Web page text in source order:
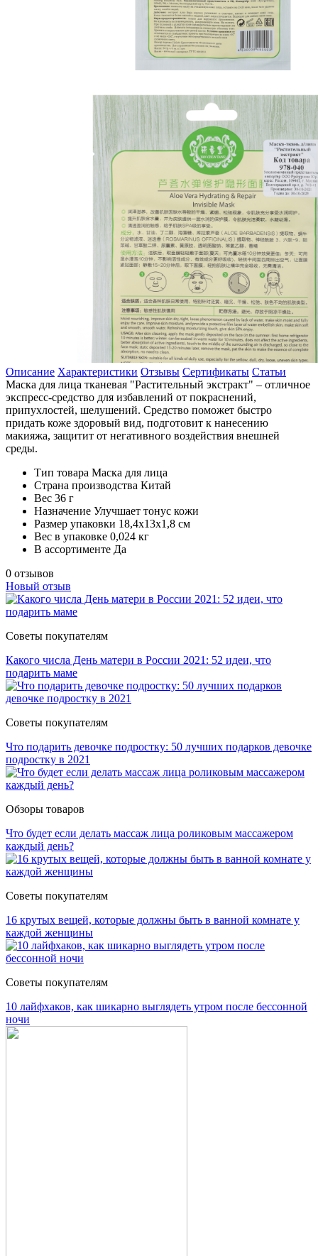
Описание Характеристики Отзывы Сертификаты Статьи
Маска для лица тканевая "Растительный экстракт" – отличное
экспресс-средство для избавлений от покраснений,
припухлостей, шелушений. Средство поможет быстро
придать коже здоровый вид, подготовит к нанесению
макияжа, защитит от негативного воздействия внешней
среды.
Тип товара Маска для лица
Страна производства Китай
Вес 36 г
Назначение Улучшает тонус кожи
Размер упаковки 18,4x13x1,8 см
Вес в упаковке 0,024 кг
В ассортименте Да
0 отзывов
Новый отзыв
Советы покупателям
Какого числа День матери в России 2021: 52 идеи, что
подарить маме
Советы покупателям
Что подарить девочке подростку: 50 лучших подарков девочке
подростку в 2021
Обзоры товаров
Что будет если делать массаж лица роликовым массажером
каждый день?
Советы покупателям
16 крутых вещей, которые должны быть в ванной комнате у
каждой женщины
Советы покупателям
10 лайфхаков, как шикарно выглядеть утром после бессонной
ночи